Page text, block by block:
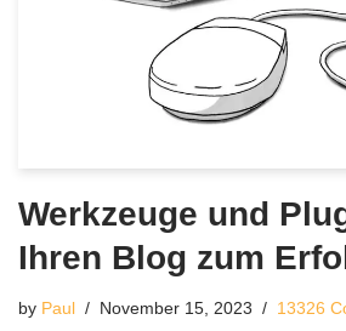
Werkzeuge und
Ihren Blog zum
by Paul November 15, 2023 13326